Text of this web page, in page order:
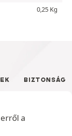
0,25 Kg
BIZTONSÁG
a